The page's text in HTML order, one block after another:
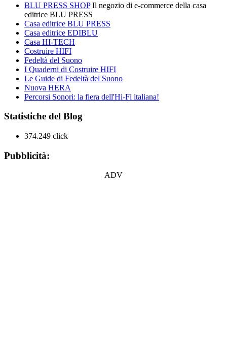
BLU PRESS SHOPIl negozio di e-commerce della casa
editrice BLU PRESS
Casa editrice BLU PRESS
Casa editrice EDIBLU
Casa HI-TECH
Costruire HIFI
Fedeltà del Suono
I Quaderni di Costruire HIFI
Le Guide di Fedeltà del Suono
Nuova HERA
Percorsi Sonori: la fiera dell'Hi-Fi italiana!
Statistiche del Blog
374.249 click
Pubblicità:
ADV